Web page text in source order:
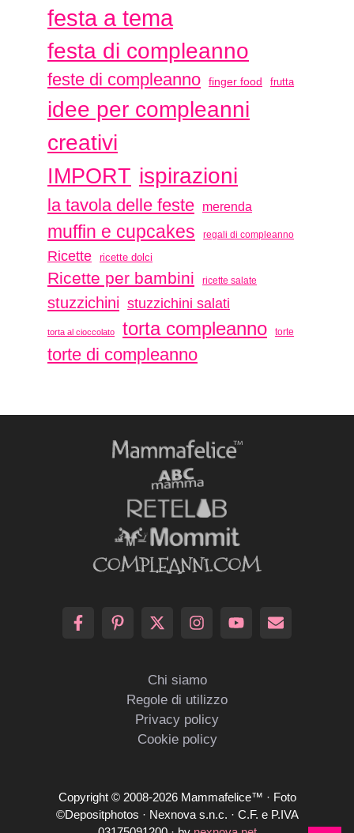
festa a tema
festa di compleanno
feste di compleanno finger food frutta
idee per compleanni
creativi
IMPORT ispirazioni
la tavola delle feste merenda
muffin e cupcakes regali di compleanno
Ricette ricette dolci
Ricette per bambini ricette salate
stuzzichini stuzzichini salati
torta al cioccolato torta compleanno torte
torte di compleanno
Chi siamo
Regole di utilizzo
Privacy policy
Cookie policy
Copyright © 2008-2026 Mammafelice™ · Foto
©Depositphotos · Nexnova s.n.c. · C.F. e P.IVA